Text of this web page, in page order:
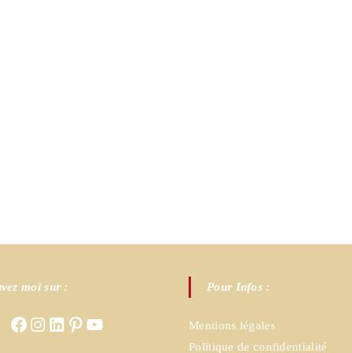
moi sur :
FacebookInstagram
LinkedIn
PinterestYouTube
Pour Infos :
Mentions légales
Politique de confidentialité